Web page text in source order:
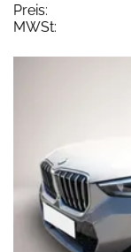
Preis:
MWSt: